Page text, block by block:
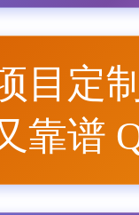
目定
靠谱